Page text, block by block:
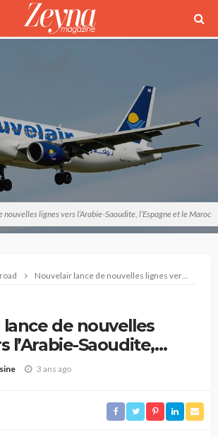
lignes vers l’Arabie-Saoudite, l’Espagne et le Maroc
Nouvelair lance de nouvelles lignes vers l’Arabie-Saoudite, l’Espagne et le Maroc
lance de nouvelles
l’Arabie-Saoudite,
le Maroc
3 ans ago